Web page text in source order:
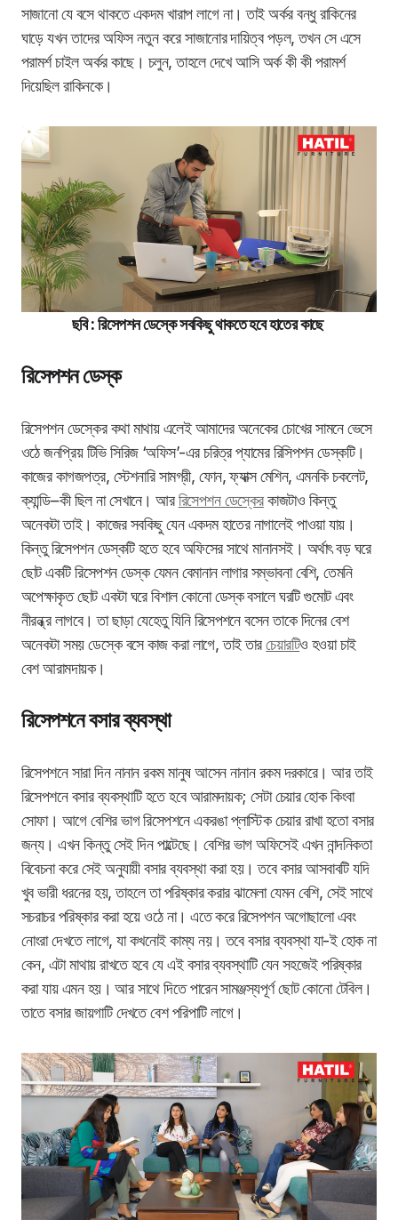
সাজানো যে বসে থাকতে একদম খারাপ লাগে না। তাই অর্কর বন্ধু রাকিনের
ঘাড়ে যখন তাদের অফিস নতুন করে সাজানোর দায়িত্ব পড়ল, তখন সে এসে
পরামর্শ চাইল অর্কর কাছে। চলুন, তাহলে দেখে আসি অর্ক কী কী পরামর্শ
দিয়েছিল রাকিনকে।
ছবি : রিসেপশন ডেস্কে সবকিছু থাকতে হবে হাতের কাছে
রিসেপশন ডেস্ক
রিসেপশন ডেস্কের কথা মাথায় এলেই আমাদের অনেকের চোখের সামনে ভেসে
ওঠে জনপ্রিয় টিভি সিরিজ ‘অফিস’-এর চরিত্র প্যামের রিসিপশন ডেস্কটি।
কাজের কাগজপত্র, স্টেশনারি সামগ্রী, ফোন, ফ্যাক্স মেশিন, এমনকি চকলেট,
ক্যান্ডি౼কী ছিল না সেখানে। আররিসেপশন ডেস্কেরকাজটাও কিন্তু
অনেকটা তাই। কাজের সবকিছু যেন একদম হাতের নাগালেই পাওয়া যায়।
কিন্তু রিসেপশন ডেস্কটি হতে হবে অফিসের সাথে মানানসই। অর্থাৎ বড় ঘরে
ছোট একটি রিসেপশন ডেস্ক যেমন বেমানান লাগার সম্ভাবনা বেশি, তেমনি
অপেক্ষাকৃত ছোট একটা ঘরে বিশাল কোনো ডেস্ক বসালে ঘরটি গুমোট এবং
নীরন্ধ্র লাগবে। তা ছাড়া যেহেতু যিনি রিসেপশনে বসেন তাকে দিনের বেশ
অনেকটা সময় ডেস্কে বসে কাজ করা লাগে, তাই তারচেয়ারটিও হওয়া চাই
বেশ আরামদায়ক।
রিসেপশনে বসার ব্যবস্থা
রিসেপশনে সারা দিন নানান রকম মানুষ আসেন নানান রকম দরকারে। আর তাই
রিসেপশনে বসার ব্যবস্থাটি হতে হবে আরামদায়ক; সেটা চেয়ার হোক কিংবা
সোফা। আগে বেশির ভাগ রিসেপশনে একরঙা প্লাস্টিক চেয়ার রাখা হতো বসার
জন্য। এখন কিন্তু সেই দিন পাল্টেছে। বেশির ভাগ অফিসেই এখন নান্দনিকতা
বিবেচনা করে সেই অনুযায়ী বসার ব্যবস্থা করা হয়। তবে বসার আসবাবটি যদি
খুব ভারী ধরনের হয়, তাহলে তা পরিষ্কার করার ঝামেলা যেমন বেশি, সেই সাথে
সচরাচর পরিষ্কার করা হয়ে ওঠে না। এতে করে রিসেপশন অগোছালো এবং
নোংরা দেখতে লাগে, যা কখনোই কাম্য নয়। তবে বসার ব্যবস্থা যা-ই হোক না
কেন, এটা মাথায় রাখতে হবে যে এই বসার ব্যবস্থাটি যেন সহজেই পরিষ্কার
করা যায় এমন হয়। আর সাথে দিতে পারেন সামঞ্জস্যপূর্ণ ছোট কোনো টেবিল।
তাতে বসার জায়গাটি দেখতে বেশ পরিপাটি লাগে।